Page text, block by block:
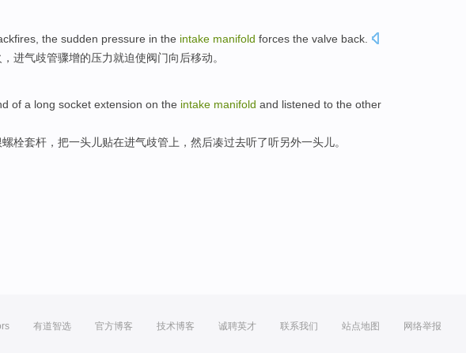
the sudden pressure in the intake manifold forces the valve back
， 进气歧管骤增的压力就迫使阀门向后移动。
of a long socket extension on the intake manifold and listened to the other
螺栓套杆，把一头儿贴在进气歧管 上 ， 然后凑过去听了听另外一头儿。
有道智选 官方博客 技术博客 诚聘英才 联系我们 站点地图 网络举报